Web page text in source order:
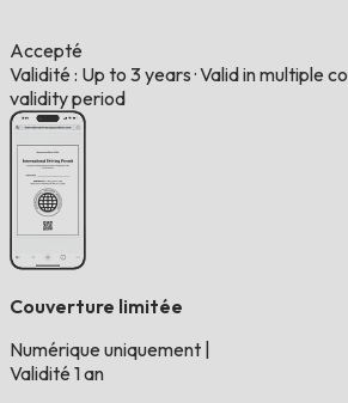
Accepté
Validité : Up to 3 years ·Valid in multiple
validity period
Couverture limitée
Numérique uniquement
Validité 1 an